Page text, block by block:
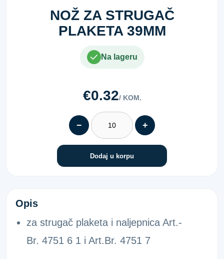
NOŽ ZA STRUGAČ
PLAKETA 39MM
Na lageru
€0.32/ KOM.
− +
Dodaj u korpu
NOŽ ZA STRUGAČ PLAKETA 39MM
Opis
za strugač plaketa i naljepnica Art.-
Br. 4751 6 1 i Art.Br. 4751 7